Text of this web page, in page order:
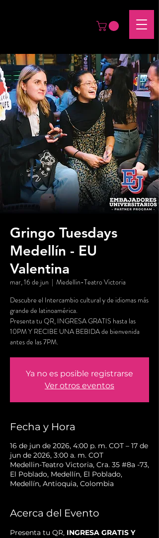
Gringo Tuesdays
Medellín - EU
Valentina
mar, 16 de jun
  |
Medellin-Teatro Victoria
Descubre el Intercambio cultural y de idiomas más
grande de latinoamérica.
Presenta tu QR, INGRESA GRATIS hasta las
10PM Y RECIBE UNA BEBIDA de bienvenida
antes de las 7PM.
Ya no es posible registrarse
Ver otros eventos
Fecha y Hora
16 de jun de 2026, 4:00 p. m. COT – 17 de
jun de 2026, 3:00 a. m. COT
Medellin-Teatro Victoria, Cra. 35 #8a -73,
El Poblado, Medellín, El Poblado,
Medellín, Antioquia, Colombia
Acerca del Evento
Presenta tu QR, INGRESA GRATIS Y